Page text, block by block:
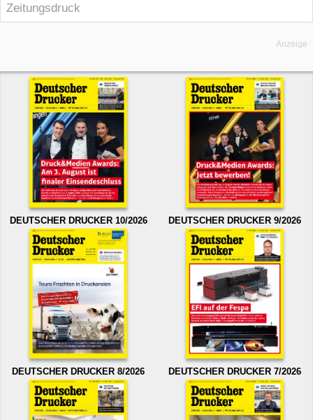
Zeitungsdruck
Anzeige
DEUTSCHER DRUCKER 10/2026 DEUTSCHER DRUCKER 9/2026
DEUTSCHER DRUCKER 8/2026 DEUTSCHER DRUCKER 7/2026